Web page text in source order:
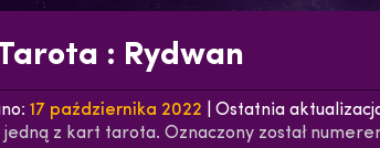
: Rydwan
17 października 2022 | Ostatnia
jedną z kart tarota. Oznaczony został